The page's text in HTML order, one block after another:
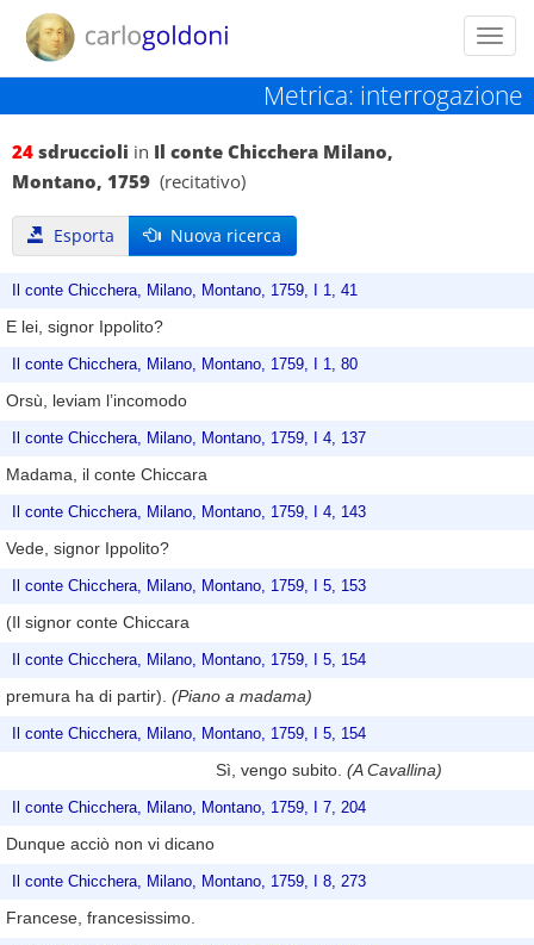
Metrica: interrogazione
24 sdruccioli in Il conte Chicchera Milano,
Montano, 1759 (recitativo)
Esporta Nuova ricerca
Il conte Chicchera, Milano, Montano, 1759, I 1, 41
E lei, signor Ippolito?
Il conte Chicchera, Milano, Montano, 1759, I 1, 80
Orsù, leviam l’incomodo
Il conte Chicchera, Milano, Montano, 1759, I 4, 137
Madama, il conte Chiccara
Il conte Chicchera, Milano, Montano, 1759, I 4, 143
Vede, signor Ippolito?
Il conte Chicchera, Milano, Montano, 1759, I 5, 153
(Il signor conte Chiccara
Il conte Chicchera, Milano, Montano, 1759, I 5, 154
premura ha di partir). (Piano a madama)
Il conte Chicchera, Milano, Montano, 1759, I 5, 154
Sì, vengo subito. (A Cavallina)
Il conte Chicchera, Milano, Montano, 1759, I 7, 204
Dunque acciò non vi dicano
Il conte Chicchera, Milano, Montano, 1759, I 8, 273
Francese, francesissimo.